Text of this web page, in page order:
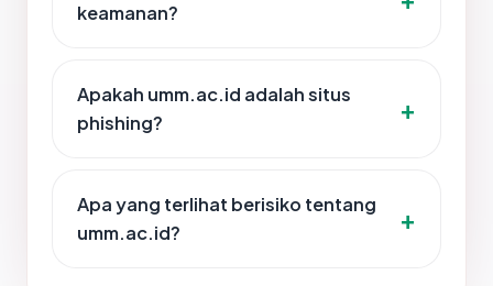
keamanan?
Apakah umm.ac.id adalah situs
phishing?
Apa yang terlihat berisiko tentang
umm.ac.id?